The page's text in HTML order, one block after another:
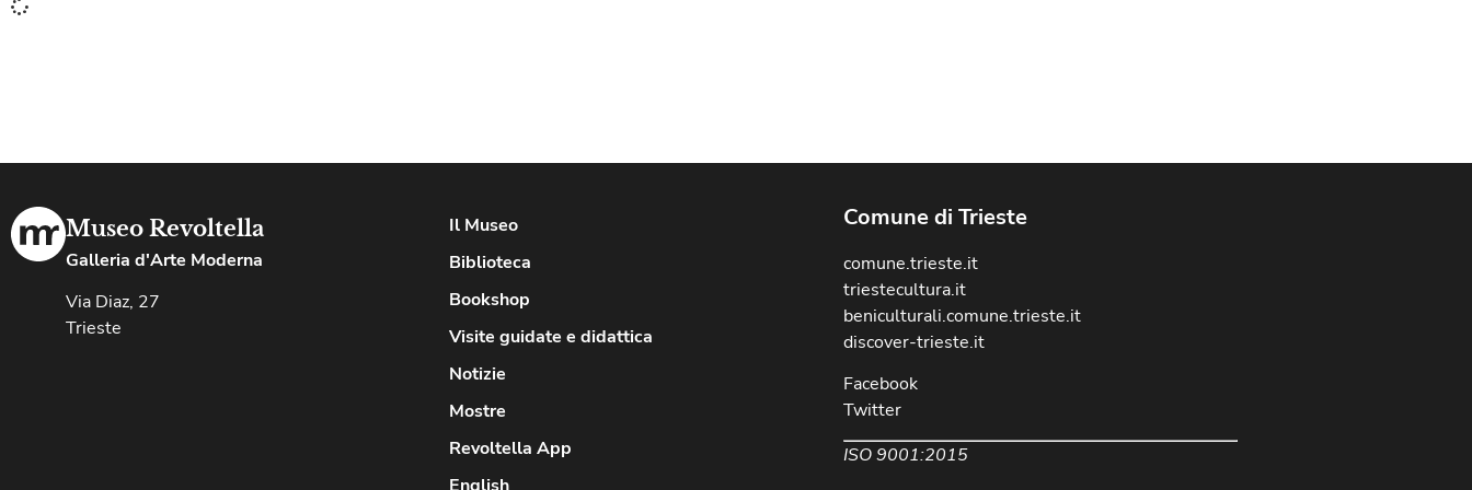
Museo Revoltella
Galleria d'Arte Moderna
Via Diaz, 27
Trieste
Il Museo
Biblioteca
Bookshop
Visite guidate e didattica
Notizie
Mostre
Revoltella App
Comune di Trieste
comune.trieste.it
triestecultura.it
beniculturali.comune.trieste.it
discover-trieste.it
Facebook
Twitter
ISO 9001:2015